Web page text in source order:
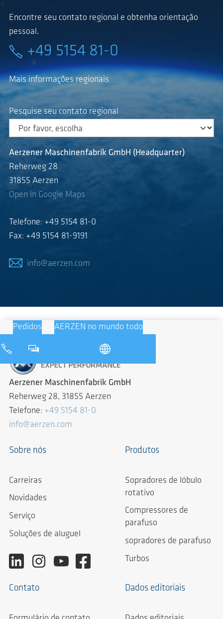
Encontre seu contato regional e obtenha orientação
pessoal.
+49 5154 81-0
Mais informações regionais
Pesquise seu contato regional
Aerzener Maschinenfabrik GmbH (Headquarter)
Reherweg 28
31855 Aerzen
Open in Google Maps
Telefone: +49 5154 81-0
Fax: +49 5154 81-9191
info@aerzen.com
Pedidos AERZEN no mundo todo
Aerzener Maschinenfabrik GmbH
Reherweg 28, 31855 Aerzen
Telefone: +49 5154 81-0
info@aerzen.com
Sobre nós
Carreiras
Novidades
Serviço
Soluções de aluguel
Produtos
Sopradores de lóbulo
rotativo
Compressores de
parafuso
sopradores de parafuso
Turbos
Contato Dados editoriais